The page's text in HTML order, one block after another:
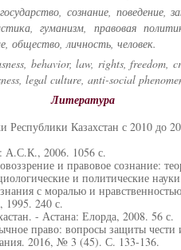
сознание, поведение,
гуманизм, правовая
общество, личность, человек.
behavior, law, rights, freedom,
legal culture, anti-social
Литература
Казахстан с 2010 до
А.С.К., 2006. 1056 с.
и правовое сознание:
и политические
с моралью и
240 с.
- Астана: Елорда, 2008. 56 с.
право: вопросы защиты
2016, № 3 (45). С. 133-136.